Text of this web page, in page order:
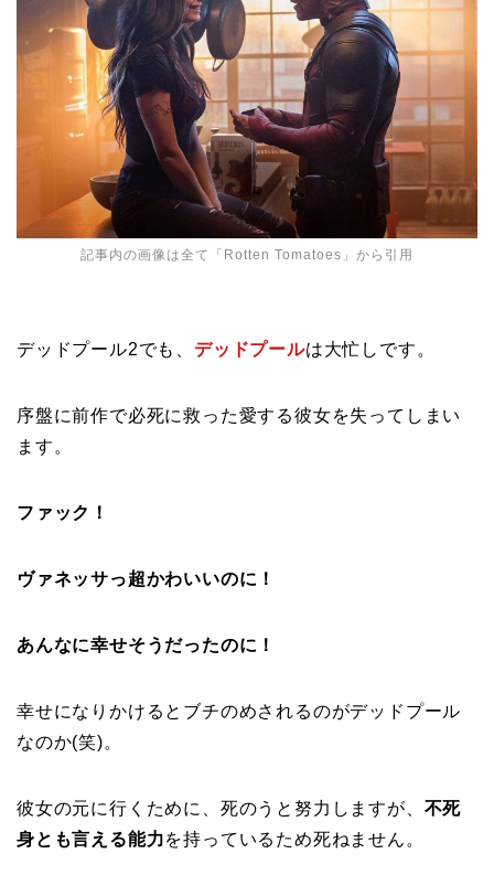
記事内の画像は全て「 Rotten Tomatoes 」から引用
デッドプール2でも、 デッドプールは大忙しです。
序盤に前作で必死に救った愛する彼女を失ってしまい
ます。
ファック！
ヴァネッサっ超かわいいのに！
あんなに幸せそうだったのに！
幸せになりかけるとブチのめされるのがデッドプール
なのか(笑)。
彼女の元に行くために、死のうと努力しますが、 不死
身とも言える能力を持っているため死ねません。